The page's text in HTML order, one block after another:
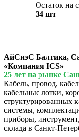
Остаток на
34 шт
АйСиэС Балтика,
«Компания ICS»
25 лет на рынке
Кабель, провод,
кабельные лотки,
структурированных
системы,
приборы,
склада в Санкт-